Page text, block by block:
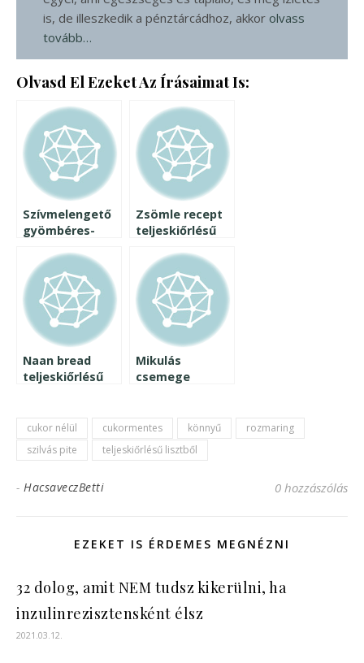
is, de illeszkedik a pénztárcádhoz, akkor olvass
tovább…
Olvasd El Ezeket Az Írásaimat Is:
Szívmelengető
gyömbéres-
krémes pite
Zsömle recept
teljeskiőrlésű
egyszerűen
Naan bread
teljeskiőrlésű
Mikulás
csemege
cukor nélül cukormentes könnyű
rozmaring
szilvás pite
teljeskiőrlésű lisztből
- HacsaveczBetti 0 hozzászólás
EZEKET IS ÉRDEMES MEGNÉZNI
32 dolog, amit NEM tudsz kikerülni, ha
inzulinrezisztensként élsz
2021.03.12.